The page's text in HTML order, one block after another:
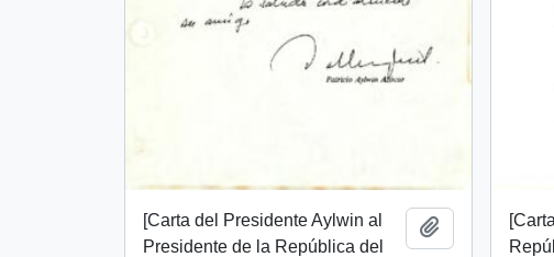
[Carta del Presidente Aylwin al
Presidente de la República del
Añadir al